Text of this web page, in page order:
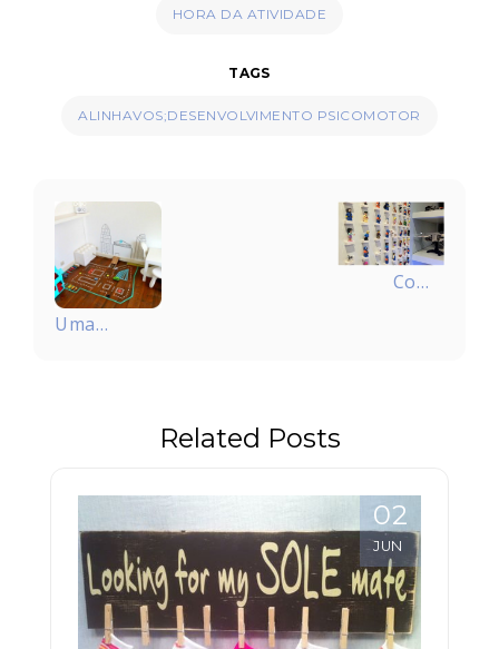
HORA DA ATIVIDADE
TAGS
ALINHAVOS;DESENVOLVIMENTO PSICOMOTOR
Navegação
de
Post
Uma
Como
Related Posts
02
JUN